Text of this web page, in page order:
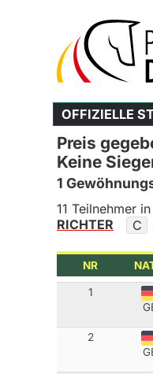
OFFIZIELLE
Preis
Keine
1
11 Teilnehmer
RICHTER
C
NR
1
2